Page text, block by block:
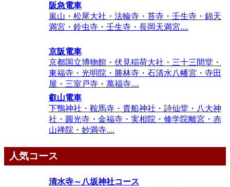
阪急電車
嵐山・松尾大社・法輪寺・苔寺・壬生寺・錦天
満宮・鈴虫寺・壬生寺・長岡天満宮....
京阪電車
京都国立博物館・伏見稲荷大社・三十三間堂・
東福寺・光明院・勝林寺・石清水八幡宮・寺田
屋・三室戸寺・萬福寺....
叡山電車
下鴨神社・鞍馬寺・貴船神社・詩仙堂・八大神
社・圓光寺・金福寺・実相院・修学院離宮・赤
山禅院・妙満寺....
人気コース
清水寺～八坂神社コース